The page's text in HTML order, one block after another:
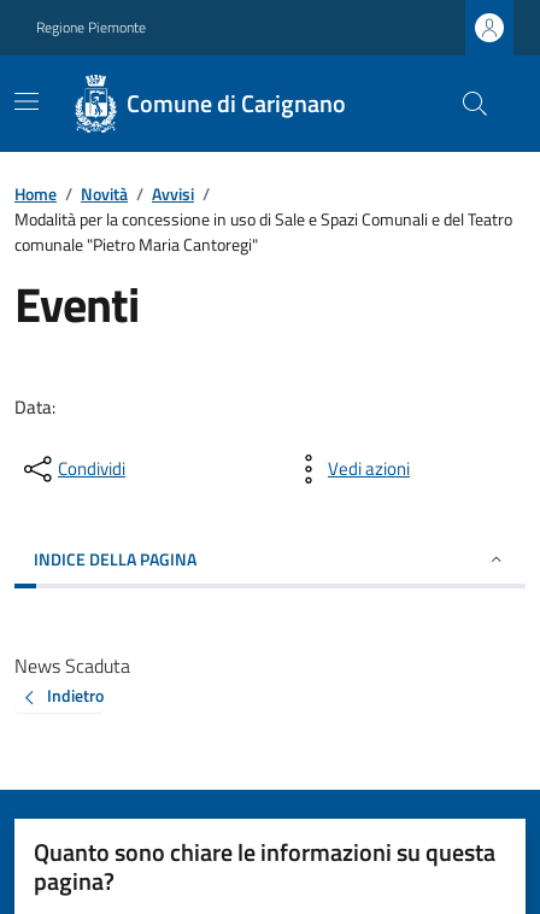
Regione Piemonte
Comune di Carignano
Home / Novità / Avvisi /
Modalità per la concessione in uso di Sale e Spazi Comunali e del Teatro
comunale "Pietro Maria Cantoregi"
Eventi
Data:
Condividi Vedi azioni
INDICE DELLA PAGINA
News Scaduta
Indietro
Quanto sono chiare le informazioni su questa
pagina?